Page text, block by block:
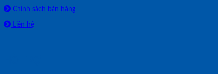
Chính sách bán hàng
Liên hệ